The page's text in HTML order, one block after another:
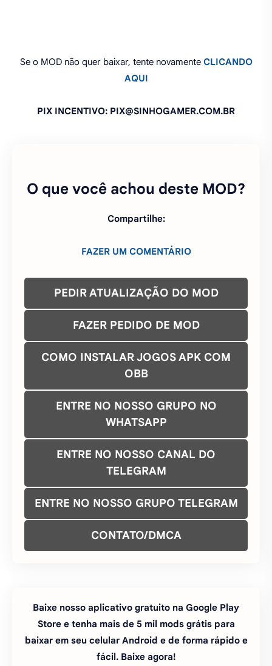
Se o MOD não quer baixar, tente novamente CLICANDO
AQUI
PIX INCENTIVO: PIX@SINHOGAMER.COM.BR
O que você achou deste MOD?
Compartilhe:
FAZER UM COMENTÁRIO
PEDIR ATUALIZAÇÃO DO MOD
FAZER PEDIDO DE MOD
COMO INSTALAR JOGOS APK COM
OBB
ENTRE NO NOSSO GRUPO NO
WHATSAPP
ENTRE NO NOSSO CANAL DO
TELEGRAM
ENTRE NO NOSSO GRUPO TELEGRAM
CONTATO/DMCA
Baixe nosso aplicativo gratuito na Google Play
Store e tenha mais de 5 mil mods grátis para
baixar em seu celular Android e de forma rápido e
fácil. Baixe agora!